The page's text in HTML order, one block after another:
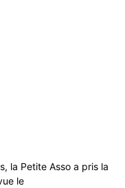
la Petite Asso a pris la
le